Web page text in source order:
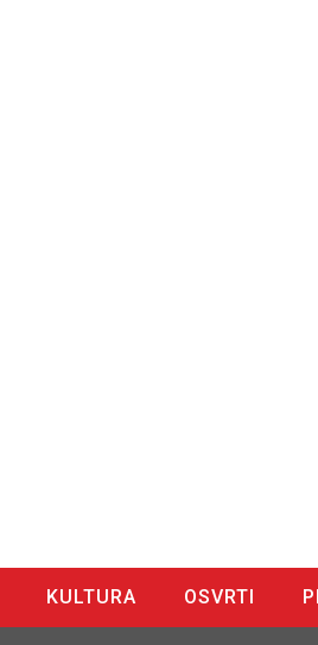
KULTURA OSVRTI